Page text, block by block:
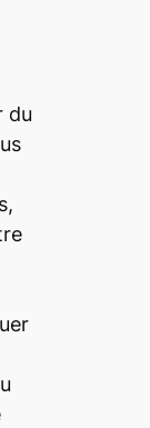
du